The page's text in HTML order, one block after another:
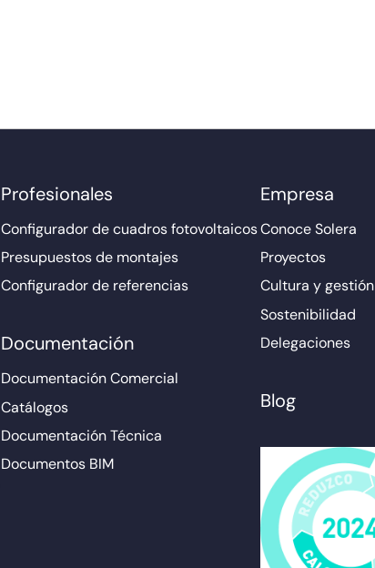
Profesionales
Configurador de cuadros fotovoltaicos
Presupuestos de montajes
Configurador de referencias
Documentación
Documentación Comercial
Catálogos
Documentación Técnica
Documentos BIM
Empresa
Conoce Solera
Proyectos
Cultura y gestión
Sostenibilidad
Delegaciones
Blog